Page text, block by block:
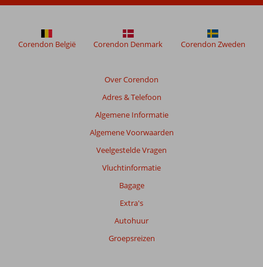
worden
meer
weergegeven
Over Corendon
Adres & Telefoon
Algemene Informatie
Algemene Voorwaarden
Veelgestelde Vragen
Vluchtinformatie
Bagage
Extra's
Autohuur
Groepsreizen
Corendon België Corendon Denmark Corendon Zweden